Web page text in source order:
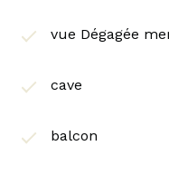
vue Dégagée
cave
balcon